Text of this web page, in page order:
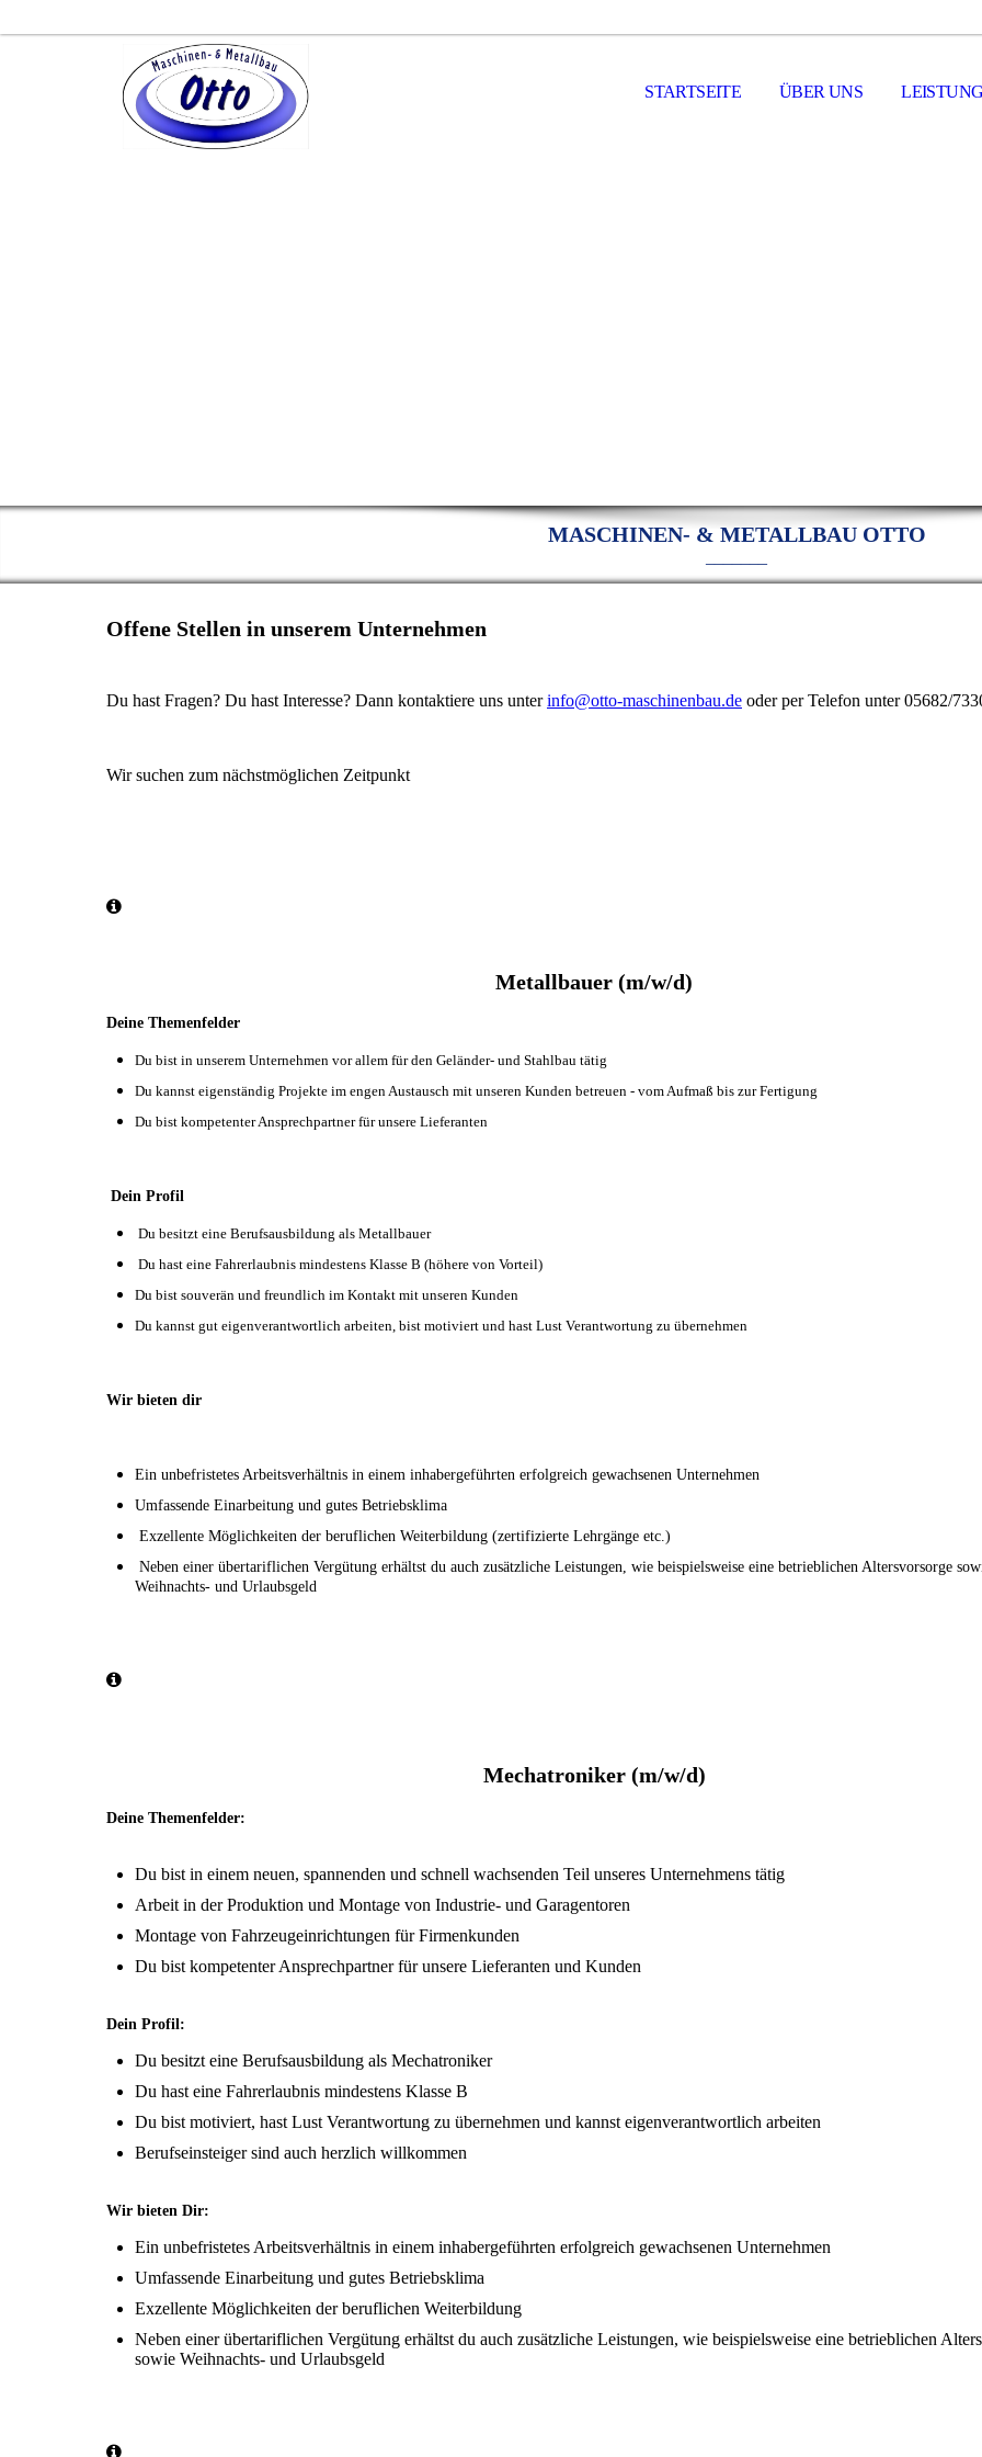
STARTSEITE ÜBER UNS
MASCHINEN- & METALLBAU OTTO
Offene Stellen in unserem Unternehmen
Du hast Fragen? Du hast Interesse? Dann kontaktiere uns unterinfo@otto-maschinenbau.de oder per Telefon unter 05682/
Wir suchen zum nächstmöglichen Zeitpunkt
Metallbauer (m/w/d)
Deine Themenfelder
Du bist in unserem Unternehmen vor allem für den Geländer- und Stahlbau tätig
Du kannst eigenständig Projekte im engen Austausch mit unseren Kunden betreuen - vom Aufmaß bis zur Fertigung
Du bist kompetenter Ansprechpartner für unsere Lieferanten
Dein Profil
Du besitzt eine Berufsausbildung als Metallbauer
Du hast eine Fahrerlaubnis mindestens Klasse B (höhere von Vorteil)
Du bist souverän und freundlich im Kontakt mit unseren Kunden
Du kannst gut eigenverantwortlich arbeiten, bist motiviert und hast Lust Verantwortung zu übernehmen
Wir bieten dir
Ein unbefristetes Arbeitsverhältnis in einem inhabergeführten erfolgreich gewachsenen Unternehmen
Umfassende Einarbeitung und gutes Betriebsklima
Exzellente Möglichkeiten der beruflichen Weiterbildung (zertifizierte Lehrgänge etc.)
Neben einer übertariflichen Vergütung erhältst du auch zusätzliche Leistungen, wie beispielsweise eine betrieblichen Altersvorsorge
Weihnachts- und Urlaubsgeld
Mechatroniker (m/w/d)
Deine Themenfelder:
Du bist in einem neuen, spannenden und schnell wachsenden Teil unseres Unternehmens tätig
Arbeit in der Produktion und Montage von Industrie- und Garagentoren
Montage von Fahrzeugeinrichtungen für Firmenkunden
Du bist kompetenter Ansprechpartner für unsere Lieferanten und Kunden
Dein Profil:
Du besitzt eine Berufsausbildung als Mechatroniker
Du hast eine Fahrerlaubnis mindestens Klasse B
Du bist motiviert, hast Lust Verantwortung zu übernehmen und kannst eigenverantwortlich arbeiten
Berufseinsteiger sind auch herzlich willkommen
Wir bieten Dir:
Ein unbefristetes Arbeitsverhältnis in einem inhabergeführten erfolgreich gewachsenen Unternehmen
Umfassende Einarbeitung und gutes Betriebsklima
Exzellente Möglichkeiten der beruflichen Weiterbildung
Neben einer übertariflichen Vergütung erhältst du auch zusätzliche Leistungen, wie beispielsweise eine betrieblichen
sowie Weihnachts- und Urlaubsgeld